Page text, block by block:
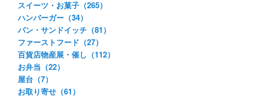
スイーツ・お菓子（265）
ハンバーガー（34）
パン・サンドイッチ（81）
ファーストフード（27）
百貨店物産展・催し（112）
お弁当（22）
屋台（7）
お取り寄せ（61）